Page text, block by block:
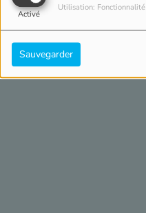
Activé
Utilisation: Fonctionnalité
Sauvegarder